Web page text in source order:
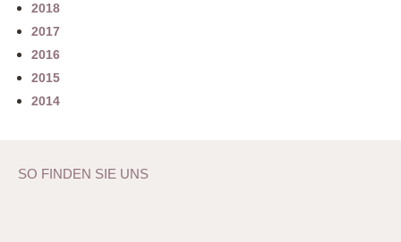
2018
2017
2016
2015
2014
SO FINDEN SIE UNS